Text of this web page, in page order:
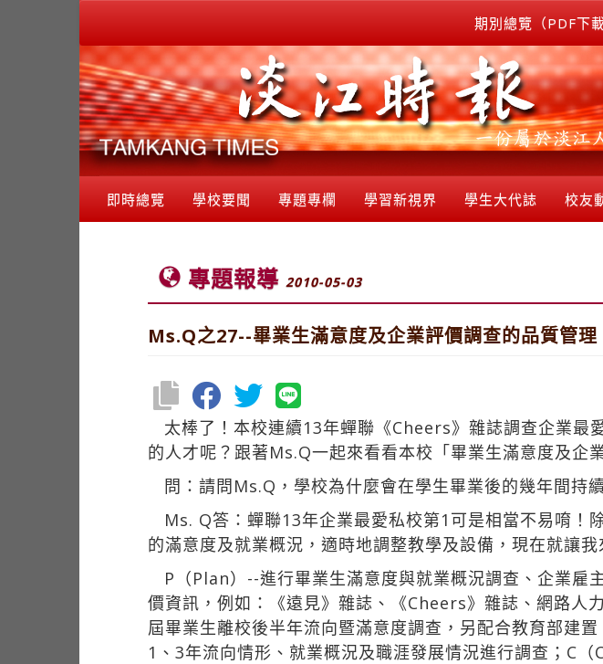
期別總覽（PDF下載
即時總覽 學校要聞 專題專欄 學習新視界 學生大代誌 校友
專題報導 2010-05-03
Ms.Q之27--畢業生滿意度及企業評價調查的品質管理
太棒了！本校連續13年蟬聯《Cheers》雜誌調查企業最
的人才呢？跟著Ms.Q一起來看看本校「畢業生滿意度及企
問：請問Ms.Q，學校為什麼會在學生畢業後的幾年間持
Ms. Q答：蟬聯13年企業最愛私校第1可是相當不易唷！
的滿意度及就業概況，適時地調整教學及設備，現在就讓我
P（Plan）--進行畢業生滿意度與就業概況調查、企業雇
價資訊，例如：《遠見》雜誌、《Cheers》雜誌、網路人
屆畢業生離校後半年流向暨滿意度調查，另配合教育部建
1、3年流向情形、就業概況及職涯發展情況進行調查；C